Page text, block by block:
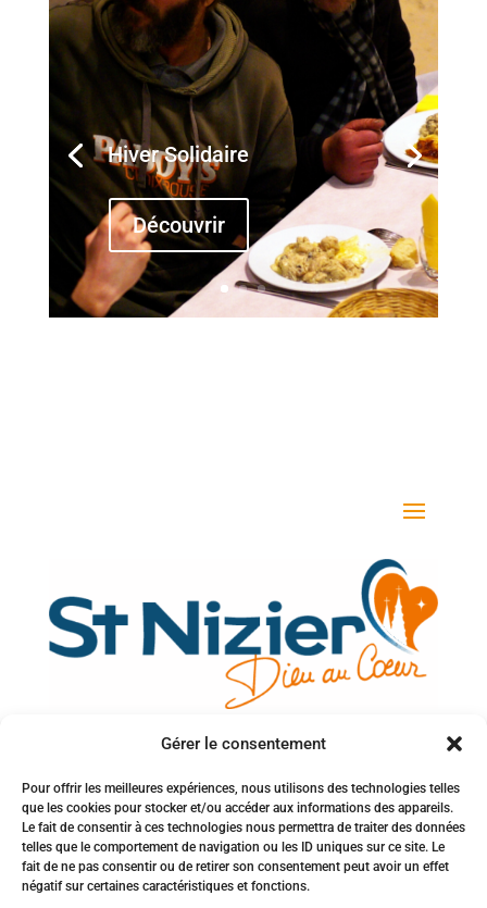
Gérer le consentement
Pour offrir les meilleures expériences, nous utilisons des technologies telles
que les cookies pour stocker et/ou accéder aux informations des appareils.
Le fait de consentir à ces technologies nous permettra de traiter des données
telles que le comportement de navigation ou les ID uniques sur ce site. Le
fait de ne pas consentir ou de retirer son consentement peut avoir un effet
négatif sur certaines caractéristiques et fonctions.
Hiver Solidaire
Découvrir
Votre adresse e-mail
Inscription à la newsletter